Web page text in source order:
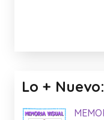
Lo + Nuevo: